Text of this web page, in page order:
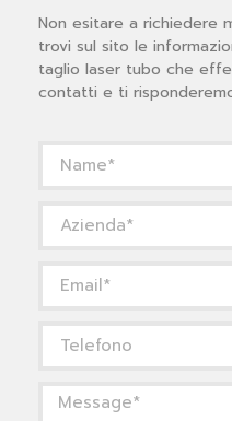
Non esitare a richiedere
trovi sul sito le
taglio laser tubo che
contatti e ti